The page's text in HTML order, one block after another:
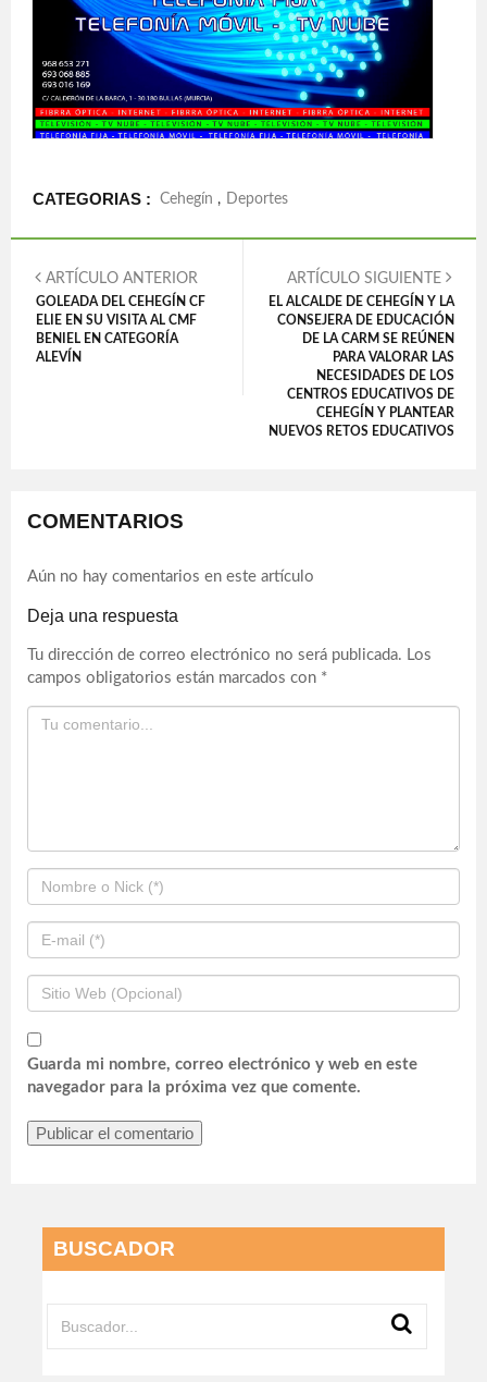
CATEGORIAS : Cehegín , Deportes
ARTÍCULO ANTERIOR
GOLEADA DEL CEHEGÍN CF
ELIE EN SU VISITA AL CMF
BENIEL EN CATEGORÍA
ALEVÍN
ARTÍCULO SIGUIENTE
EL ALCALDE DE CEHEGÍN Y LA
CONSEJERA DE EDUCACIÓN
DE LA CARM SE REÚNEN
PARA VALORAR LAS
NECESIDADES DE LOS
CENTROS EDUCATIVOS DE
CEHEGÍN Y PLANTEAR
NUEVOS RETOS EDUCATIVOS
COMENTARIOS
Aún no hay comentarios en este artículo
Deja una respuesta
Tu dirección de correo electrónico no será publicada. Los
campos obligatorios están marcados con *
Guarda mi nombre, correo electrónico y web en este
navegador para la próxima vez que comente.
BUSCADOR